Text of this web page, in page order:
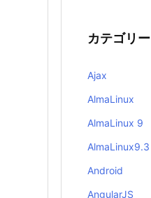
カテゴリー
Ajax
AlmaLinux
AlmaLinux 9
AlmaLinux9.3
Android
AngularJS